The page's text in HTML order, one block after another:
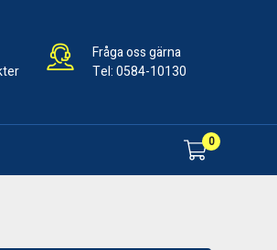
Fråga oss gärna
Tel:0584-10130
0